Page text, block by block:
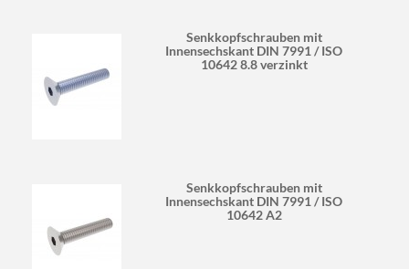
Senkkopfschrauben mit
Innensechskant DIN 7991 / ISO
10642 8.8 verzinkt
Senkkopfschrauben mit
Innensechskant DIN 7991 / ISO
10642 A2